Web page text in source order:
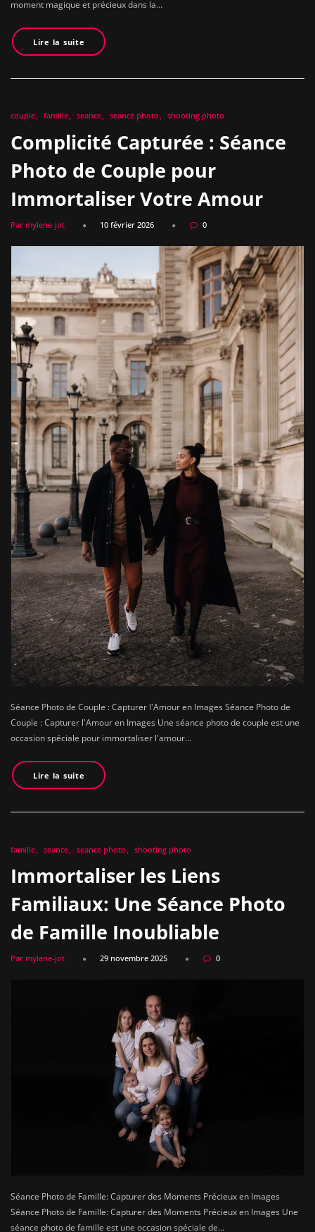
moment magique et précieux dans la…
Lire la suite
couple famille seance seance photo shooting photo
Complicité Capturée : Séance
Photo de Couple pour
Immortaliser Votre Amour
Par mylene-jot 10 février 2026 0
Séance Photo de Couple : Capturer l'Amour en Images Séance Photo de
Couple : Capturer l'Amour en Images Une séance photo de couple est une
occasion spéciale pour immortaliser l'amour…
Lire la suite
famille seance seance photo shooting photo
Immortaliser les Liens
Familiaux: Une Séance Photo
de Famille Inoubliable
Par mylene-jot 29 novembre 2025 0
Séance Photo de Famille: Capturer des Moments Précieux en Images
Séance Photo de Famille: Capturer des Moments Précieux en Images Une
séance photo de famille est une occasion spéciale de…